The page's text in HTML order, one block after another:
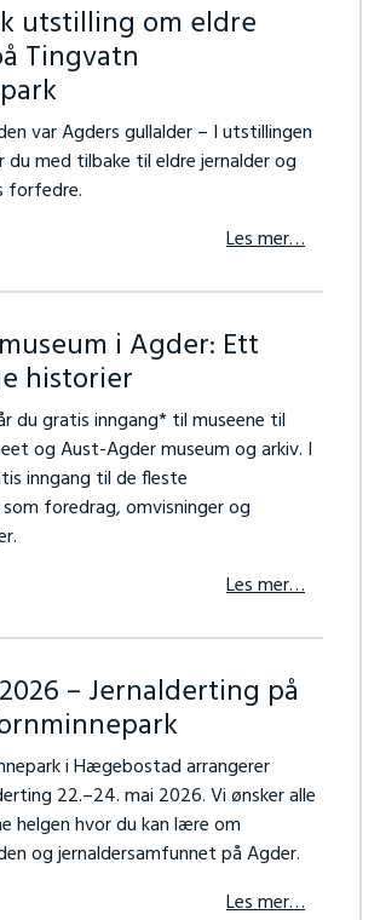
utstilling om eldre
Tingvatn
var Agders gullalder – I utstillingen
med tilbake til eldre jernalder og
forfedre.
Les mer…
i Agder: Ett
historier
du gratis inngang* til museene til
og Aust-Agder museum og arkiv. I
inngang til de fleste
foredrag, omvisninger og
Les mer…
– Jernalderting på
i Hægebostad arrangerer
22.–24. mai 2026. Vi ønsker alle
helgen hvor du kan lære om
og jernaldersamfunnet på Agder.
Les mer…